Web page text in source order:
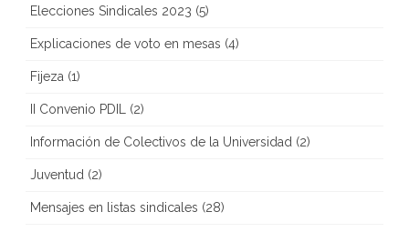
Elecciones Sindicales 2023 (5)
Explicaciones de voto en mesas (4)
Fijeza (1)
II Convenio PDIL (2)
Información de Colectivos de la Universidad (2)
Juventud (2)
Mensajes en listas sindicales (28)